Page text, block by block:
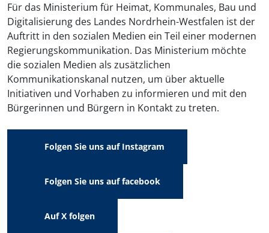
Für das Ministerium für Heimat, Kommunales, Bau und
Digitalisierung des Landes Nordrhein-Westfalen ist der
Auftritt in den sozialen Medien ein Teil einer modernen
Regierungskommunikation. Das Ministerium möchte
die sozialen Medien als zusätzlichen
Kommunikationskanal nutzen, um über aktuelle
Initiativen und Vorhaben zu informieren und mit den
Bürgerinnen und Bürgern in Kontakt zu treten.
Folgen Sie uns auf Instagram
Folgen Sie uns auf facebook
Auf X folgen